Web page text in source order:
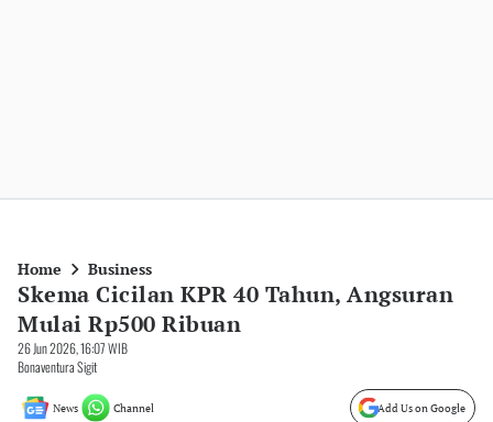
Home Business
Skema Cicilan KPR 40 Tahun, Angsuran
Mulai Rp500 Ribuan
26 Jun 2026, 16:07 WIB
Bonaventura Sigit
News Channel Add Us on Google